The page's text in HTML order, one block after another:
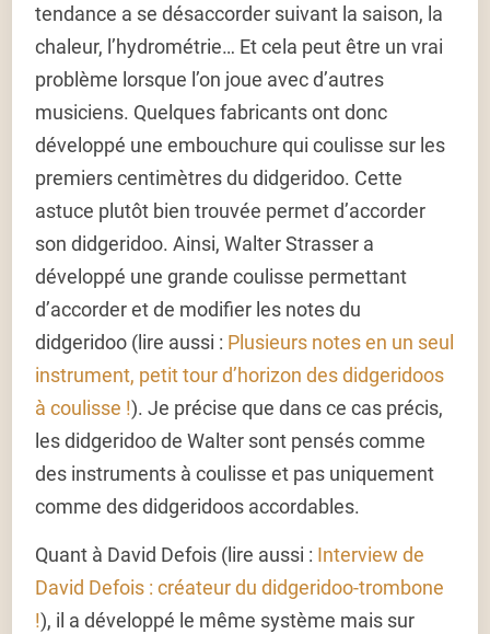
tendance a se désaccorder suivant la saison, la
chaleur, l’hydrométrie… Et cela peut être un vrai
problème lorsque l’on joue avec d’autres
musiciens. Quelques fabricants ont donc
développé une embouchure qui coulisse sur les
premiers centimètres du didgeridoo. Cette
astuce plutôt bien trouvée permet d’accorder
son didgeridoo. Ainsi, Walter Strasser a
développé une grande coulisse permettant
d’accorder et de modifier les notes du
didgeridoo (lire aussi : Plusieurs notes en un seul
instrument, petit tour d’horizon des didgeridoos
à coulisse !). Je précise que dans ce cas précis,
les didgeridoo de Walter sont pensés comme
des instruments à coulisse et pas uniquement
comme des didgeridoos accordables.
Quant à David Defois (lire aussi : Interview de
David Defois : créateur du didgeridoo-trombone
!), il a développé le même système mais sur